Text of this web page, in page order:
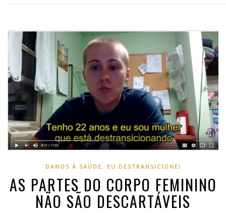
DANOS À SAÚDE , EU DESTRANSICIONEI
AS PARTES DO CORPO FEMININO
NÃO SÃO DESCARTÁVEIS